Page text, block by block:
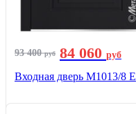
93 400руб 84 060 руб
Входная дверь М1013/8 E